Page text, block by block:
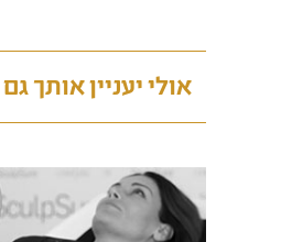
אולי יעניין אותך גם |